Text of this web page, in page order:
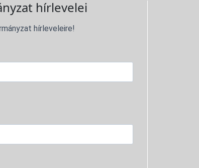
hírlevelei
hírleveleire!